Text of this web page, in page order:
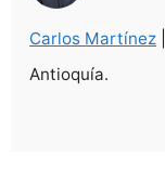
Carlos Martínez
Antioquía.